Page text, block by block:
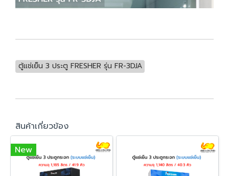
ตู้แช่เย็น 3 ประตู FRESHER รุ่น FR-3DJA
สินค้าเกี่ยวข้อง
New